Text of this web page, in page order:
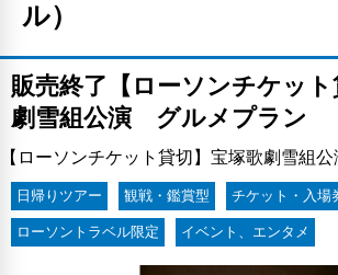
ル）
販売終了【ローソンチケッ
劇雪組公演 グルメプラン
【ローソンチケット貸切】宝塚歌劇雪組公
日帰りツアー 観戦・鑑賞型 チケット・入場
ローソントラベル限定 イベント、エンタメ